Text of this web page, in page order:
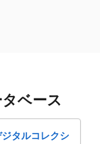
ベース
タルコレクシ